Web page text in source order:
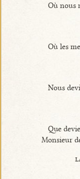
Où nous
Où les
Nous
Que
Monsieur